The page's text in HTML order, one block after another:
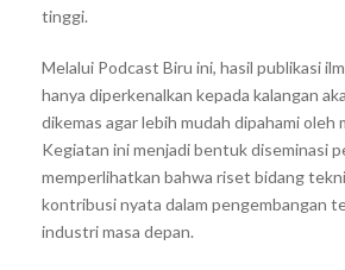
tinggi.
Melalui Podcast Biru ini, hasil publikasi
hanya diperkenalkan kepada kalangan
dikemas agar lebih mudah dipahami oleh
Kegiatan ini menjadi bentuk diseminasi
memperlihatkan bahwa riset bidang
kontribusi nyata dalam pengembangan
industri masa depan.